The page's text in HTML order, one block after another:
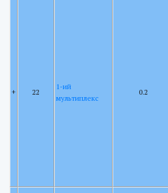
+ 22
1-ий
мультиплекс
0.2